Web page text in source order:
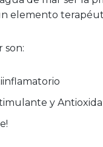
elemento
son:
y